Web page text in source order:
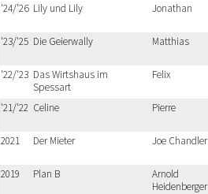
'24/'26 Lily und Lily Jonathan
'23/'25 Die Geierwally Matthias
'22/'23 Das Wirtshaus im
Spessart
Felix
'21/'22 Celine Pierre
2021
Der Mieter Joe Chandler
2019
Plan B
Arnold
Heidenberger